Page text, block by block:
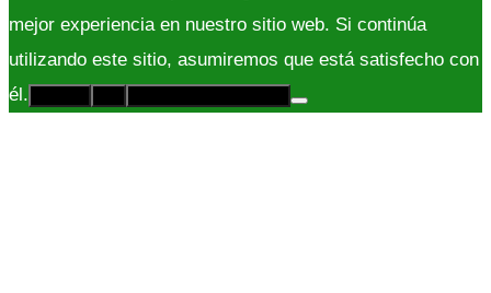
mejor experiencia en nuestro sitio web. Si continúa
utilizando este sitio, asumiremos que está satisfecho con
él.